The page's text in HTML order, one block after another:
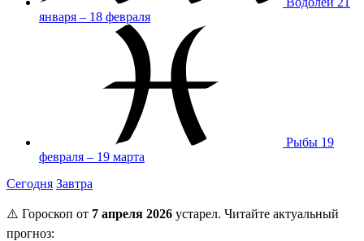
января – 18 февраля
Рыбы 19
февраля – 19 марта
Сегодня Завтра
⚠️ Гороскоп от 7 апреля 2026 устарел. Читайте актуальный
прогноз: